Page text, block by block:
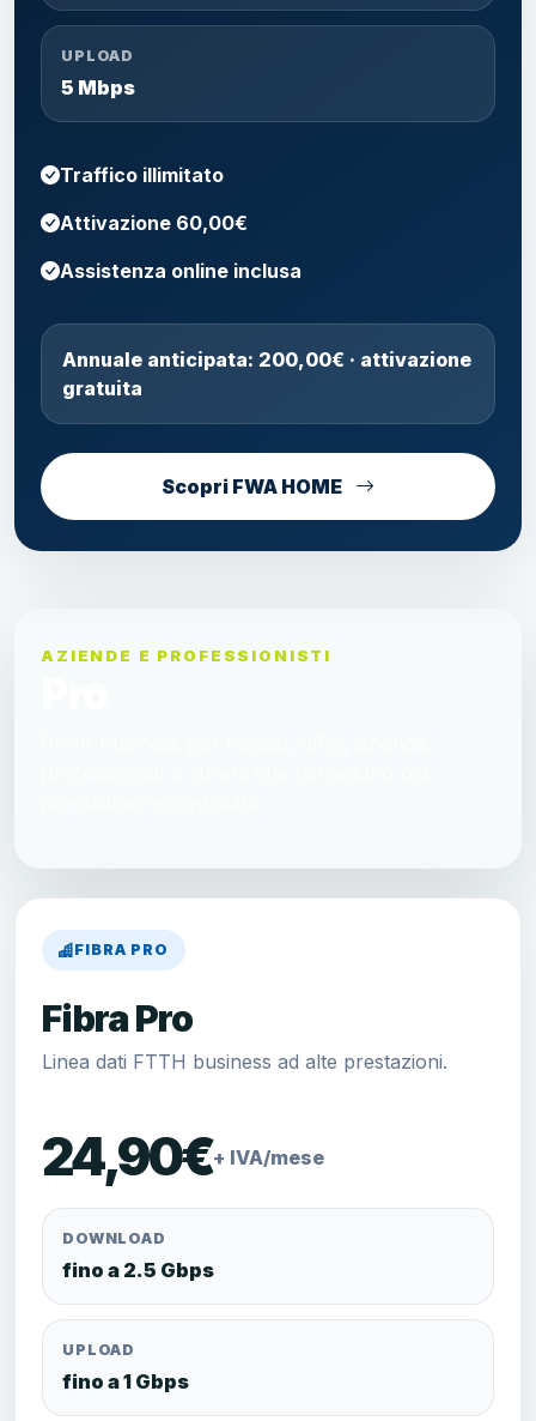
UPLOAD
5 Mbps
Traffico illimitato
Attivazione 60,00€
Assistenza online inclusa
Annuale anticipata: 200,00€ · attivazione
gratuita
Scopri FWA HOME
AZIENDE E PROFESSIONISTI
FIBRA PRO
Fibra Pro
Linea dati FTTH business ad alte prestazioni.
24,90€+ IVA/mese
DOWNLOAD
fino a 2.5 Gbps
UPLOAD
fino a 1 Gbps